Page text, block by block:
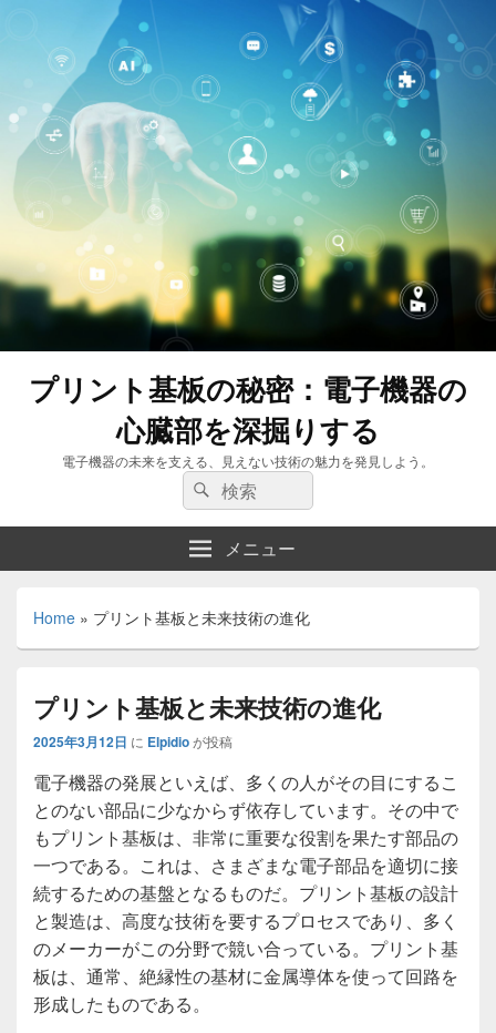
プリント基板の秘密：電子機器の
心臓部を深掘りする
電子機器の未来を支える、見えない技術の魅力を発見しよう。
検
索:
検
索
メニュー
Home » プリント基板と未来技術の進化
プリント基板と未来技術の進化
2025年3月12日 に Elpidioが投稿
電子機器の発展といえば、多くの人がその目にするこ
とのない部品に少なからず依存しています。 その中で
もプリント基板は、非常に重要な役割を果たす部品の
一つである。これは、さまざまな電子部品を適切に接
続するための基盤となるものだ。プリント基板の設計
と製造は、高度な技術を要するプロセスであり、多く
のメーカーがこの分野で競い合っている。プリント基
板は、通常、絶縁性の基材に金属導体を使って回路を
形成したものである。